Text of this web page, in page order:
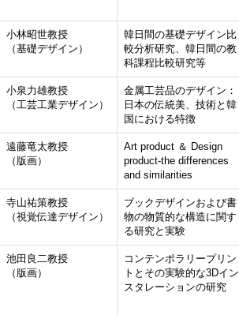
小林昭世教授
（基礎デザイン）
韓日間の基礎デザイン比
較分析研究、韓日間の教
科課程比較研究等
小泉力雄教授
（工芸工業デザイン）
金属工芸品のデザイン：
日本の伝統美、技術と韓
国における特徴
遠藤竜太教授
（版画）
Art product ＆ Design
product-the differences
and similarities
寺山祐策教授
（視覚伝達デザイン）
ブックデザインおよび書
物の物質的な構造に関す
る研究と実験
池田良二教授
（版画）
コンテンポラリープリン
トとその実験的な3Dイン
スタレーションの研究